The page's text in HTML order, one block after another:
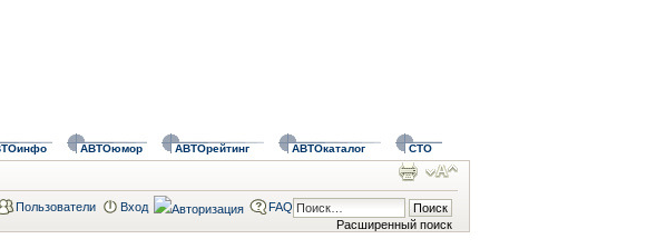
АВТОюмор АВТОрейтинг АВТОкаталог СТО
Расширенный поиск
Пользователи Вход FAQ